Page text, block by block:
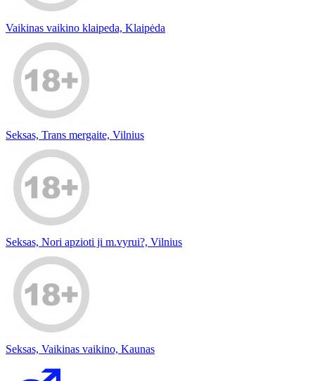
Vaikinas vaikino klaipeda, Klaipėda
Seksas, Trans mergaite, Vilnius
Seksas, Nori apzioti ji m.vyrui?, Vilnius
Seksas, Vaikinas vaikino, Kaunas